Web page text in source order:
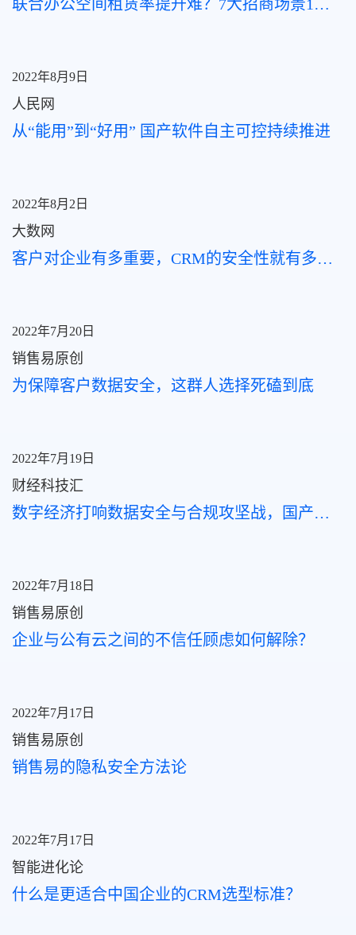
联合办公空间租赁率提升难？7大招商场景1个CRM全接管
2022年8月9日
人民网
从“能用”到“好用” 国产软件自主可控持续推进
2022年8月2日
大数网
客户对企业有多重要，CRM的安全性就有多重要
2022年7月20日
销售易原创
为保障客户数据安全，这群人选择死磕到底
2022年7月19日
财经科技汇
数字经济打响数据安全与合规攻坚战，国产化替代迎来新机遇
2022年7月18日
销售易原创
企业与公有云之间的不信任顾虑如何解除？
2022年7月17日
销售易原创
销售易的隐私安全方法论
2022年7月17日
智能进化论
什么是更适合中国企业的CRM选型标准？